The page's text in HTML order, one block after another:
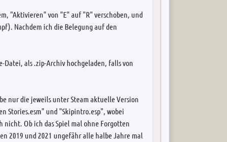
"Aktivieren" von "E" auf "R" verschoben, und
Nachdem ich die Belegung auf den
Datei, als .zip-Archiv hochgeladen, falls von
nur die jeweils unter Steam aktuelle Version
Stories.esm" und "Skipintro.esp", wobei
Ob ich das Spiel mal ohne Forgotten
2019 und 2021 ungefähr alle halbe Jahre mal